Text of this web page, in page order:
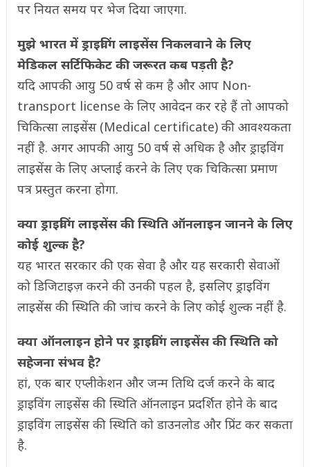
पर नियत समय पर भेज दिया जाएगा.
मुझे भारत में ड्राइविंग लाइसेंस निकलवाने के लिए
मेडिकल सर्टिफिकेट की जरूरत कब पड़ती है?
यदि आपकी आयु 50 वर्ष से कम है और आप Non-
transport license के लिए आवेदन कर रहे हैं तो आपको
चिकित्सा लाइसेंस (Medical certificate) की आवश्यकता
नहीं है. अगर आपकी आयु 50 वर्ष से अधिक है और ड्राइविंग
लाइसेंस के लिए अप्लाई करने के लिए एक चिकित्सा प्रमाण
पत्र प्रस्तुत करना होगा.
क्या ड्राइविंग लाइसेंस की स्थिति ऑनलाइन जानने के लिए
कोई शुल्क है?
यह भारत सरकार की एक सेवा है और यह सरकारी सेवाओं
को डिजिटाइज़ करने की उनकी पहल है, इसलिए ड्राइविंग
लाइसेंस की स्थिति की जांच करने के लिए कोई शुल्क नहीं है.
क्या ऑनलाइन होने पर ड्राइविंग लाइसेंस की स्थिति को
सहेजना संभव है?
हां, एक बार एप्लीकेशन और जन्म तिथि दर्ज करने के बाद
ड्राइविंग लाइसेंस की स्थिति ऑनलाइन प्रदर्शित होने के बाद
ड्राइविंग लाइसेंस की स्थिति को डाउनलोड और प्रिंट कर सकता
है.